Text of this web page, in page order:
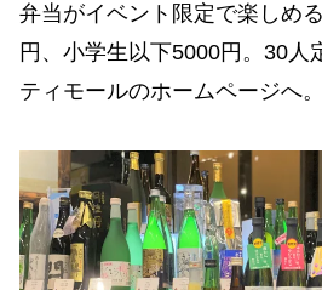
弁当がイベント限定で楽しめ
円、小学生以下5000円。30人
ティモールのホームページへ。